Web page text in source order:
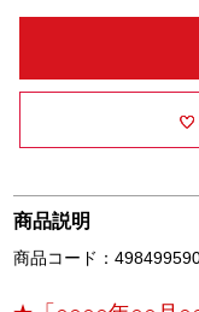
商品説明
商品コード：